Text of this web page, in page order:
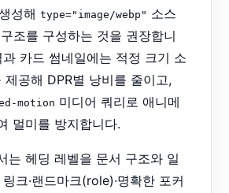
성해 type="image/webp" 소스
조를 구성하는 것을 권장합니
카드 썸네일에는 적정 크기 소
제공해 DPR별 낭비를 줄이고,
motion 미디어 쿼리로 애니메
멀미를 방지합니다.
는 헤딩 레벨을 문서 구조와 일
크·랜드마크(role)·명확한 포커